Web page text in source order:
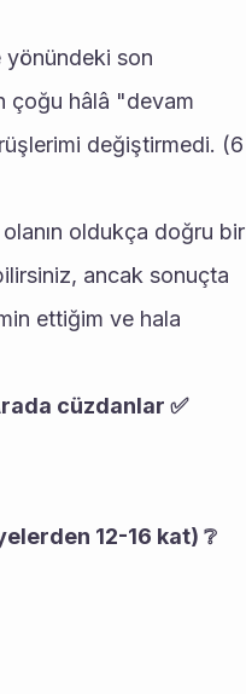
yönündeki son
çoğu hâlâ "devam
değiştirmedi. (6
oldukça doğru bir
ancak sonuçta
ettiğim ve hala
cüzdanlar ✅
12-16 kat) ❔